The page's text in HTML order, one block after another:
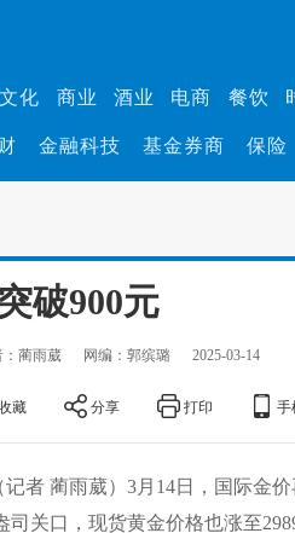
文化 商业 酒业 电商 餐饮
金融科技 基金券商 保险
破900元
：蔺雨葳 网编：郭缤璐 2025-03-14
藏 分享 打印 手
记者 蔺雨葳）3月14日，国际金
司关口，现货黄金价格也涨至